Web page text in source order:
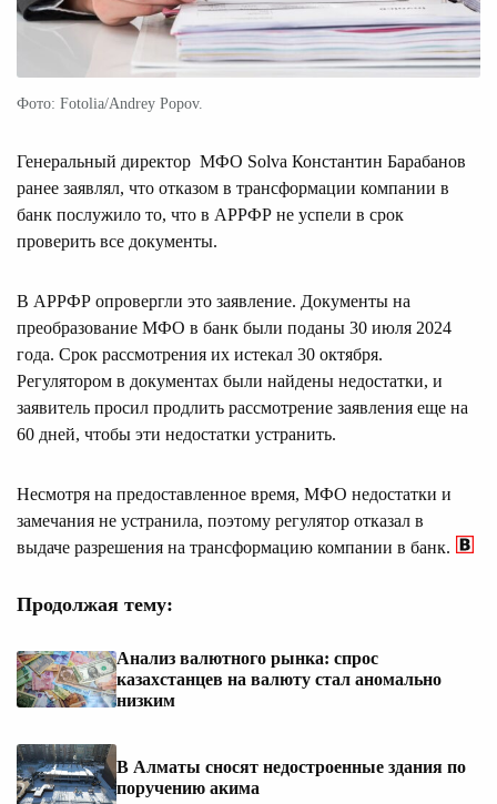
Фото: Fotolia/Andrey Popov.
Генеральный директор МФО Solva Константин Барабанов
ранее заявлял, что отказом в трансформации компании в
банк послужило то, что в АРРФР не успели в срок
проверить все документы.
В АРРФР опровергли это заявление. Документы на
преобразование МФО в банк были поданы 30 июля 2024
года. Срок рассмотрения их истекал 30 октября.
Регулятором в документах были найдены недостатки, и
заявитель просил продлить рассмотрение заявления еще на
60 дней, чтобы эти недостатки устранить.
Несмотря на предоставленное время, МФО недостатки и
замечания не устранила, поэтому регулятор отказал в
выдаче разрешения на трансформацию компании в банк.
Продолжая тему:
Анализ валютного рынка: спрос
казахстанцев на валюту стал аномально
низким
В Алматы сносят недостроенные здания по
поручению акима